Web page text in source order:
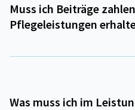
Muss ich Beiträge
Pflegeleistungen
Was muss ich im